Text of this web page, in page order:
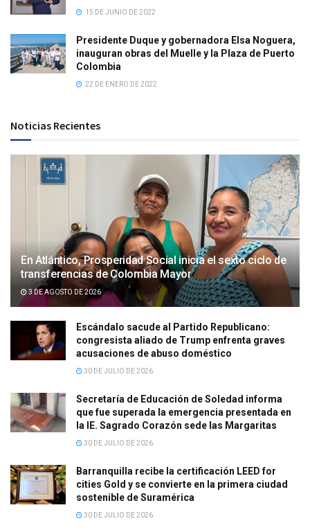
15 DE JUNIO DE 2022
Presidente Duque y gobernadora Elsa Noguera,
inauguran obras del Muelle y la Plaza de Puerto
Colombia
22 DE ENERO DE 2022
Noticias Recientes
En Atlántico, Prosperidad Social inicia el sexto ciclo de
transferencias de Colombia Mayor
3 DE AGOSTO DE 2026
Escándalo sacude al Partido Republicano:
congresista aliado de Trump enfrenta graves
acusaciones de abuso doméstico
30 DE JULIO DE 2026
Secretaría de Educación de Soledad informa
que fue superada la emergencia presentada en
la IE. Sagrado Corazón sede las Margaritas
30 DE JULIO DE 2026
Barranquilla recibe la certificación LEED for
cities Gold y se convierte en la primera ciudad
sostenible de Suramérica
30 DE JULIO DE 2026